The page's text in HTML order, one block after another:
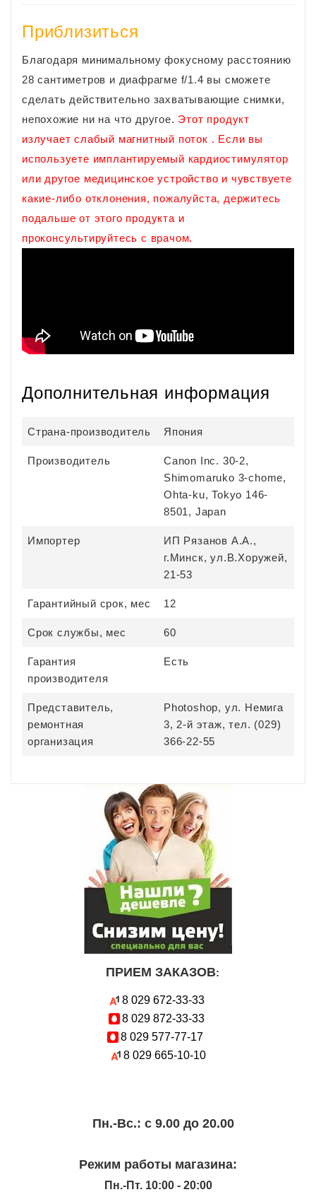
Приблизиться
Благодаря минимальному фокусному расстоянию
28 сантиметров и диафрагме f/1.4 вы сможете
сделать действительно захватывающие снимки,
непохожие ни на что другое. Этот продукт
излучает слабый магнитный поток . Если вы
используете имплантируемый кардиостимулятор
или другое медицинское устройство и чувствуете
какие-либо отклонения, пожалуйста, держитесь
подальше от этого продукта и
проконсультируйтесь с врачом.
Дополнительная информация
Страна-производитель Япония
Производитель
Canon Inc. 30-2,
Shimomaruko 3-chome,
Ohta-ku, Tokyo 146-
8501, Japan
Импортер
ИП Рязанов А.А.,
г.Минск, ул.В.Хоружей,
21-53
Гарантийный срок, мес 12
Срок службы, мес 60
Гарантия
производителя
Есть
Представитель,
ремонтная
организация
Photoshop, ул. Немига
3, 2-й этаж, тел. (029)
366-22-55
ПРИЕМ ЗАКАЗОВ:
8 029 672-33-33
8 029 872-33-33
8 029 577-77-17
8 029 665-10-10
Пн.-Вc.: с 9.00 до 20.00
Режим работы магазина:
Пн.-Пт. 10:00 - 20:00